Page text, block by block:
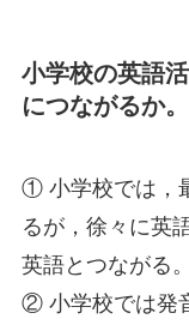
小学校の英語
につながるか。
① 小学校では，
るが，徐々に英
英語とつながる。
② 小学校では発